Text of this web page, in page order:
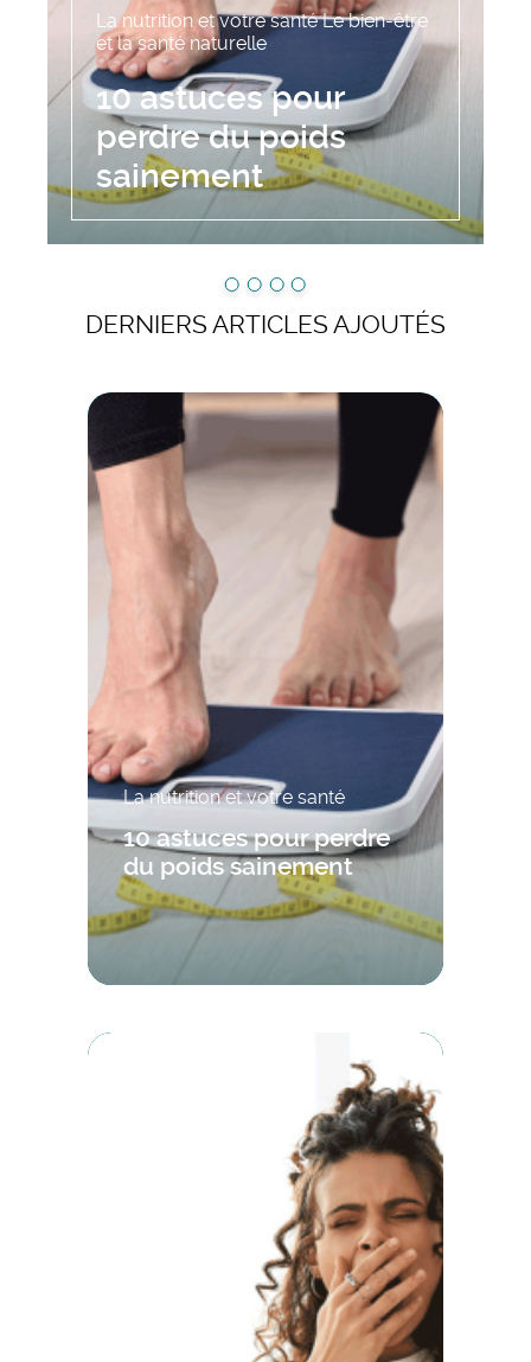
La nutrition et votre santé Le bien-être
et la santé naturelle
10 astuces pour
perdre du poids
sainement
DERNIERS ARTICLES AJOUTÉS
La nutrition et votre santé
10 astuces pour perdre
du poids sainement